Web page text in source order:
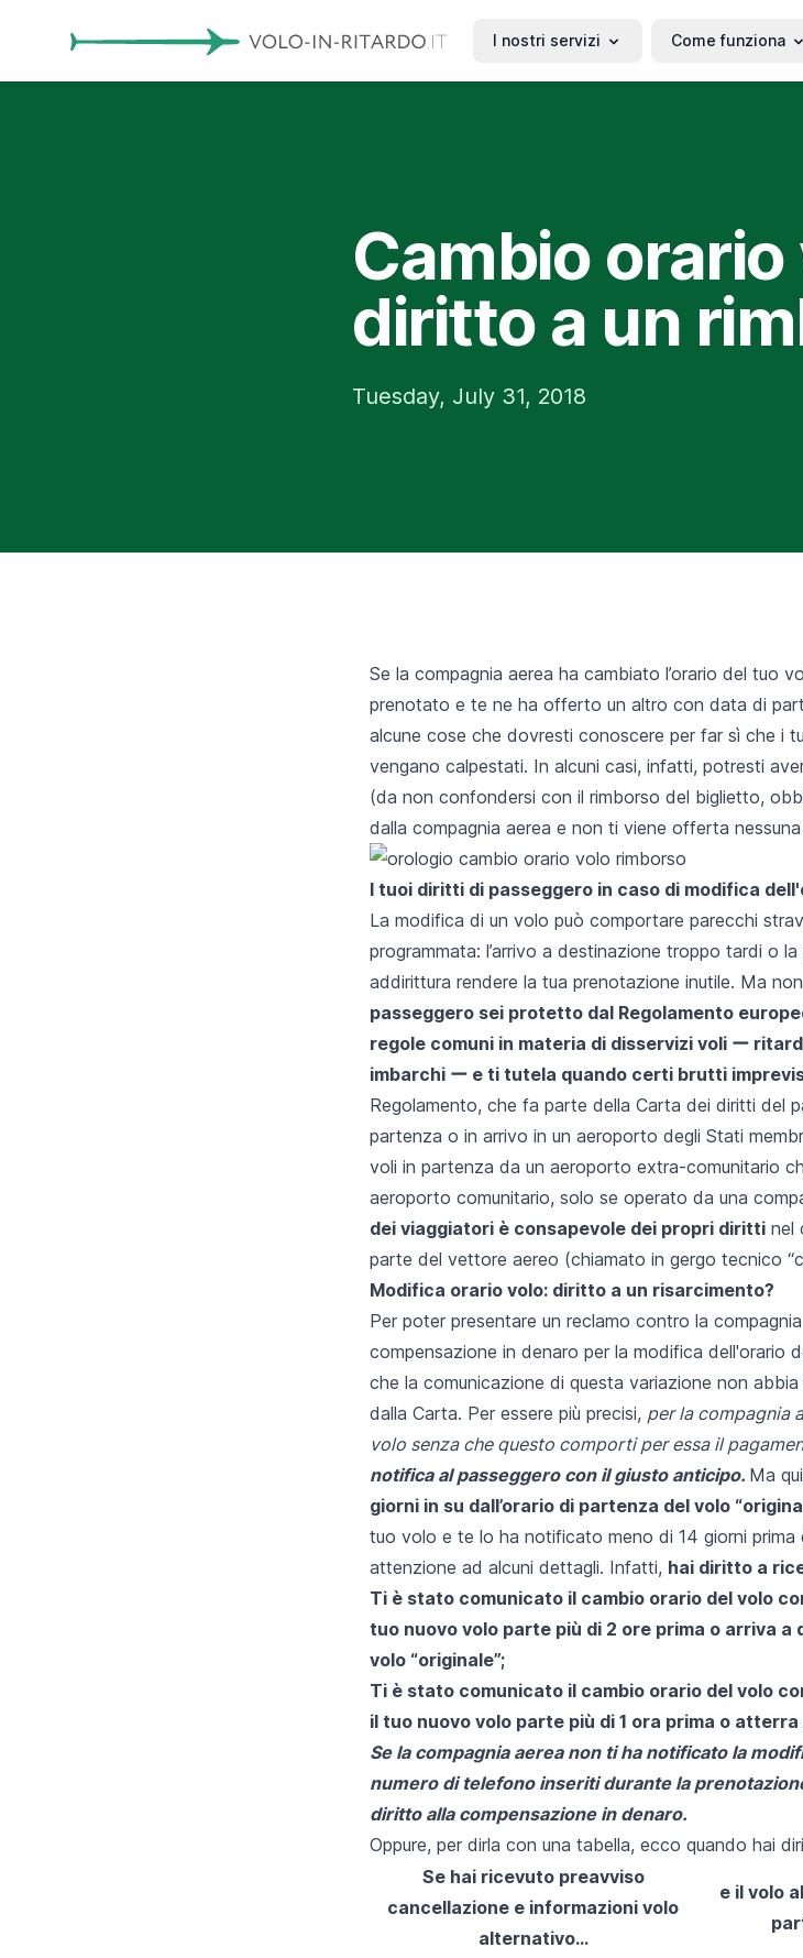
I nostri servizi Come funziona
Cambio
diritto a un
Tuesday, July 31, 2018
Se la compagnia aerea ha cambiato l’orario del tuo
prenotato e te ne ha offerto un altro con data di
alcune cose che dovresti conoscere per far sì che i
vengano calpestati. In alcuni casi, infatti, potresti
(da non confondersi con il rimborso del biglietto,
dalla compagnia aerea e non ti viene offerta
I tuoi diritti di passeggero in caso di modifica
La modifica di un volo può comportare parecchi
programmata: l’arrivo a destinazione troppo tardi o
addirittura rendere la tua prenotazione inutile. Ma
passeggero sei protetto dal Regolamento
regole comuni in materia di disservizi voli ー
imbarchi ー e ti tutela quando certi brutti
Regolamento, che fa parte della Carta dei diritti del
partenza o in arrivo in un aeroporto degli Stati
voli in partenza da un aeroporto extra-comunitario
aeroporto comunitario, solo se operato da una
dei viaggiatori è consapevole dei propri diritti nel
parte del vettore aereo (chiamato in gergo tecnico
Modifica orario volo: diritto a un risarcimento?
Per poter presentare un reclamo contro la
compensazione in denaro per la modifica dell'orario
che la comunicazione di questa variazione non
dalla Carta. Per essere più precisi, per la compagnia
volo senza che questo comporti per essa il
notifica al passeggero con il giusto anticipo. Ma
giorni in su dall’orario di partenza del volo
tuo volo e te lo ha notificato meno di 14 giorni
attenzione ad alcuni dettagli. Infatti, hai diritto a
Ti è stato comunicato il cambio orario del volo
tuo nuovo volo parte più di 2 ore prima o arriva a
volo “originale”;
Ti è stato comunicato il cambio orario del volo
il tuo nuovo volo parte più di 1 ora prima o atterra
Se la compagnia aerea non ti ha notificato la
numero di telefono inseriti durante la
diritto alla compensazione in denaro.
Oppure, per dirla con una tabella, ecco quando hai
Se hai ricevuto preavviso
cancellazione e informazioni volo
alternativo...
e il volo